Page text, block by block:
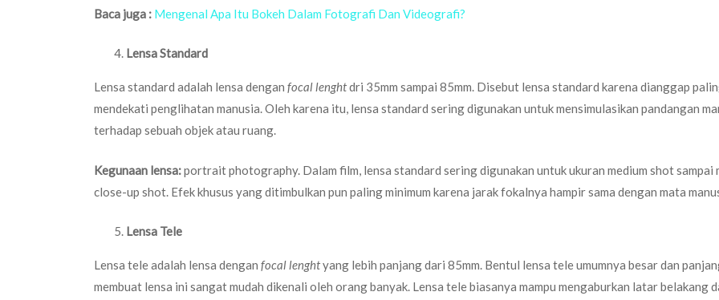
Baca juga : Mengenal Apa Itu Bokeh Dalam Fotografi Dan Videografi?
Lensa Standard
Lensa standard adalah lensa dengan focal lenghtdri 35mm sampai 85mm. Disebut lensa standard karena dianggap
mendekati penglihatan manusia. Oleh karena itu, lensa standard sering digunakan untuk mensimulasikan pandangan
terhadap sebuah objek atau ruang.
Kegunaan lensa:portrait photography. Dalam film, lensa standard sering digunakan untuk ukuran medium shot sampai
close-up shot. Efek khusus yang ditimbulkan pun paling minimum karena jarak fokalnya hampir sama dengan mata
Lensa Tele
Lensa tele adalah lensa dengan focal lenghtyang lebih panjang dari 85mm. Bentul lensa tele umumnya besar dan
membuat lensa ini sangat mudah dikenali oleh orang banyak. Lensa tele biasanya mampu mengaburkan latar belakang